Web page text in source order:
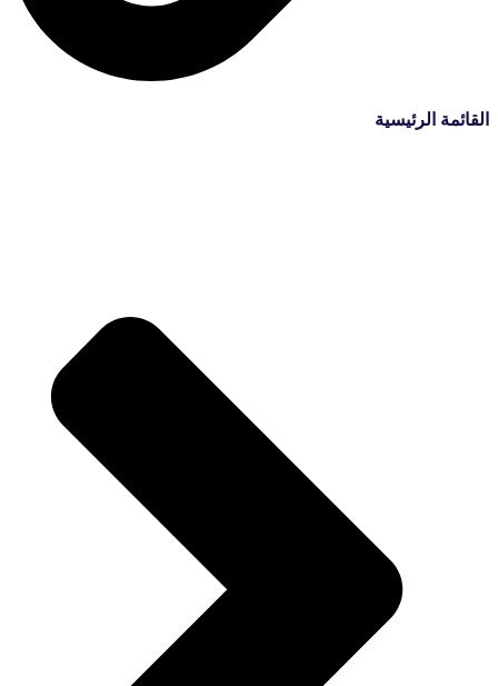
القائمة الرئيسية